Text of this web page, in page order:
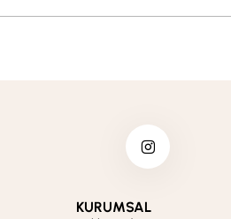
KURUMSAL